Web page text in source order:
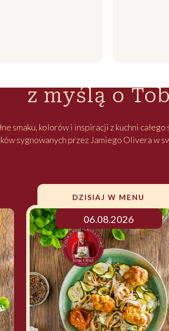
z myślą o
smaku, kolorów i inspiracji z kuchni
sygnowanych przez Jamiego Olivera w
DZISIAJ W MENU
06.08.2026